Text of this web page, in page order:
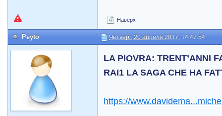
Наверх
Peyto Четверг, 20 апреля 2017, 14:47:54
LA PIOVRA: TRENT’ANNI
RAI1 LA SAGA CHE HA
https://